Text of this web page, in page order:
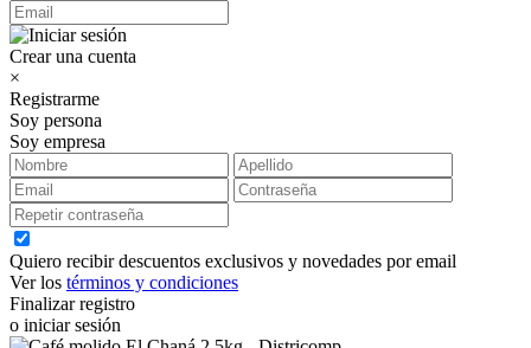
Crear una cuenta
×
Registrarme
Soy persona
Soy empresa
Quiero recibir descuentos exclusivos y novedades por email
Ver los términos y condiciones
Finalizar registro
o iniciar sesión